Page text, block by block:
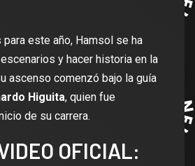
este año, Hamsol se ha
y hacer historia en la
ascenso comenzó bajo la guía
Higuita, quien fue
de su carrera.
OFICIAL: